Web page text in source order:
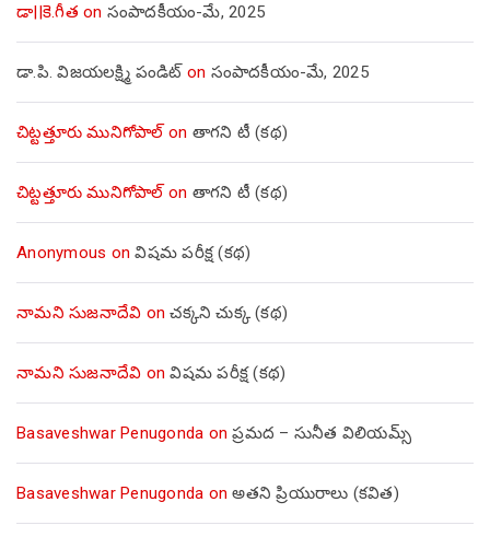
డా||కె.గీత on సంపాదకీయం-మే, 2025
డా.పి. విజయలక్ష్మి పండిట్ on సంపాదకీయం-మే, 2025
చిట్టత్తూరు మునిగోపాల్on తాగని టీ (కథ)
చిట్టత్తూరు మునిగోపాల్on తాగని టీ (కథ)
Anonymous onవిషమ పరీక్ష (క‌థ‌)
నామని సుజనాదేవి onచక్కని చుక్క (కథ)
నామని సుజనాదేవి onవిషమ పరీక్ష (క‌థ‌)
Basaveshwar Penugonda onప్రమద – సునీత విలియమ్స్
Basaveshwar Penugonda onఅతని ప్రియురాలు (కవిత)